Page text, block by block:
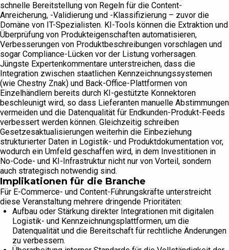
schnelle Bereitstellung von Regeln für die Content-
Anreicherung, -Validierung und -Klassifizierung – zuvor die
Domäne von IT-Spezialisten. KI-Tools können die Extraktion und
Überprüfung von Produkteigenschaften automatisieren,
Verbesserungen von Produktbeschreibungen vorschlagen und
sogar Compliance-Lücken vor der Listung vorhersagen.
Jüngste Expertenkommentare unterstreichen, dass die
Integration zwischen staatlichen Kennzeichnungssystemen
(wie Chestny Znak) und Back-Office-Plattformen von
Einzelhändlern bereits durch KI-gestützte Konnektoren
beschleunigt wird, so dass Lieferanten manuelle Abstimmungen
vermeiden und die Datenqualität für Endkunden-Produkt-Feeds
verbessert werden können. Gleichzeitig schreiben
Gesetzesaktualisierungen weiterhin die Einbeziehung
strukturierter Daten in Logistik- und Produktdokumentation vor,
wodurch ein Umfeld geschaffen wird, in dem Investitionen in
No-Code- und KI-Infrastruktur nicht nur von Vorteil, sondern
auch strategisch notwendig sind.
Implikationen für die Branche
Für E-Commerce- und Content-Führungskräfte unterstreicht
diese Veranstaltung mehrere dringende Prioritäten:
Aufbau oder Stärkung direkter Integrationen mit digitalen
Logistik- und Kennzeichnungsplattformen, um die
Datenqualität und die Bereitschaft für rechtliche Änderungen
zu verbessern.